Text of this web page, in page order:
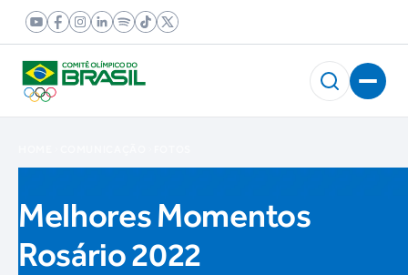
Melhores Momentos
Rosário 2022